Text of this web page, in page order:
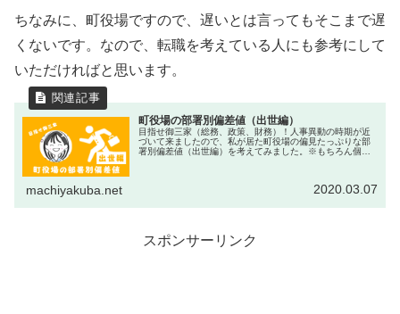
ちなみに、町役場ですので、遅いとは言ってもそこまで遅
くないです。なので、転職を考えている人にも参考にして
いただければと思います。
町役場の部署別偏差値（出世編）
目指せ御三家（総務、政策、財務）！人事異動の時期が近
づいて来ましたので、私が居た町役場の偏見たっぷりな部
署別偏差値（出世編）を考えてみました。※もちろん個人
machiyakuba.net 2020.03.07
スポンサーリンク